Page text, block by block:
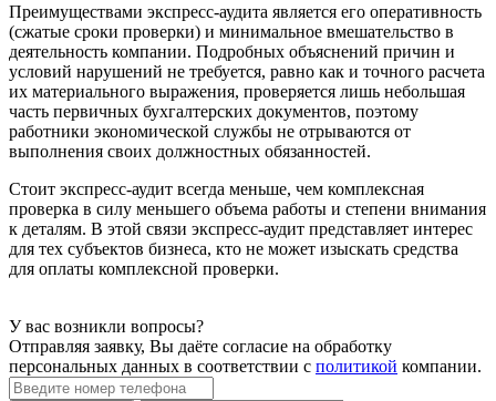
Преимуществами экспресс-аудита является его оперативность
(сжатые сроки проверки) и минимальное вмешательство в
деятельность компании. Подробных объяснений причин и
условий нарушений не требуется, равно как и точного расчета
их материального выражения, проверяется лишь небольшая
часть первичных бухгалтерских документов, поэтому
работники экономической службы не отрываются от
выполнения своих должностных обязанностей.
Стоит экспресс-аудит всегда меньше, чем комплексная
проверка в силу меньшего объема работы и степени внимания
к деталям. В этой связи экспресс-аудит представляет интерес
для тех субъектов бизнеса, кто не может изыскать средства
для оплаты комплексной проверки.
У вас возникли вопросы?
Отправляя заявку, Вы даёте согласие на обработку
персональных данных в соответствии с политикой компании.